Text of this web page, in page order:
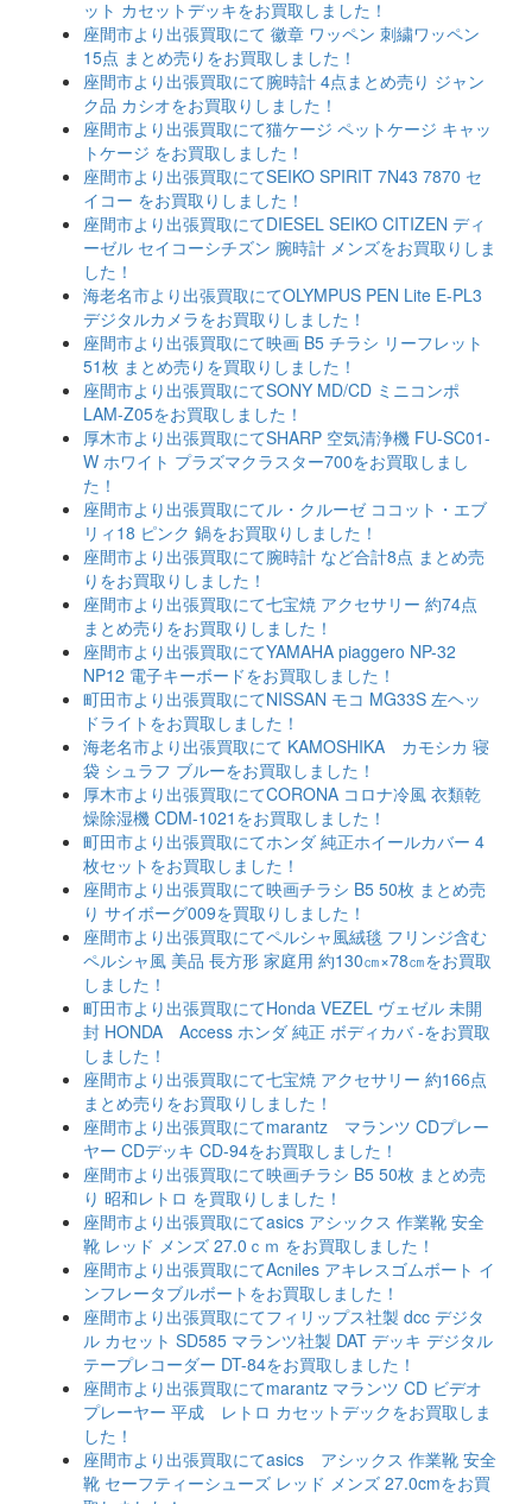
ット カセットデッキをお買取しました！
座間市より出張買取にて 徽章 ワッペン 刺繍ワッペン
15点 まとめ売りをお買取しました！
座間市より出張買取にて腕時計 4点まとめ売り ジャン
ク品 カシオをお買取りしました！
座間市より出張買取にて猫ケージ ペットケージ キャッ
トケージ をお買取しました！
座間市より出張買取にてSEIKO SPIRIT 7N43 7870 セ
イコー をお買取りしました！
座間市より出張買取にてDIESEL SEIKO CITIZEN ディ
ーゼル セイコーシチズン 腕時計 メンズをお買取りしま
した！
海老名市より出張買取にてOLYMPUS PEN Lite E-PL3
デジタルカメラをお買取りしました！
座間市より出張買取にて映画 B5 チラシ リーフレット
51枚 まとめ売りを買取りしました！
座間市より出張買取にてSONY MD/CD ミニコンポ
LAM-Z05をお買取しました！
厚木市より出張買取にてSHARP 空気清浄機 FU-SC01-
W ホワイト プラズマクラスター700をお買取しまし
た！
座間市より出張買取にてル・クルーゼ ココット・エブ
リィ18 ピンク 鍋をお買取りしました！
座間市より出張買取にて腕時計 など合計8点 まとめ売
りをお買取りしました！
座間市より出張買取にて七宝焼 アクセサリー 約74点
まとめ売りをお買取りしました！
座間市より出張買取にてYAMAHA piaggero NP-32
NP12 電子キーボードをお買取しました！
町田市より出張買取にてNISSAN モコ MG33S 左ヘッ
ドライトをお買取しました！
海老名市より出張買取にて KAMOSHIKA カモシカ 寝
袋 シュラフ ブルーをお買取しました！
厚木市より出張買取にてCORONA コロナ冷風 衣類乾
燥除湿機 CDM-1021をお買取しました！
町田市より出張買取にてホンダ 純正ホイールカバー 4
枚セットをお買取しました！
座間市より出張買取にて映画チラシ B5 50枚 まとめ売
り サイボーグ009を買取りしました！
座間市より出張買取にてペルシャ風絨毯 フリンジ含む
ペルシャ風 美品 長方形 家庭用 約130㎝×78㎝をお買取
しました！
町田市より出張買取にてHonda VEZEL ヴェゼル 未開
封 HONDA Access ホンダ 純正 ボディカバ -をお買取
しました！
座間市より出張買取にて七宝焼 アクセサリー 約166点
まとめ売りをお買取りしました！
座間市より出張買取にてmarantz マランツ CDプレー
ヤー CDデッキ CD-94をお買取しました！
座間市より出張買取にて映画チラシ B5 50枚 まとめ売
り 昭和レトロ を買取りしました！
座間市より出張買取にてasics アシックス 作業靴 安全
靴 レッド メンズ 27.0ｃｍ をお買取しました！
座間市より出張買取にてAcniles アキレスゴムボート イ
ンフレータブルボートをお買取しました！
座間市より出張買取にてフィリップス社製 dcc デジタ
ル カセット SD585 マランツ社製 DAT デッキ デジタル
テープレコーダー DT-84をお買取しました！
座間市より出張買取にてmarantz マランツ CD ビデオ
プレーヤー 平成 レトロ カセットデックをお買取しま
した！
座間市より出張買取にてasics アシックス 作業靴 安全
靴 セーフティーシューズ レッド メンズ 27.0cmをお買